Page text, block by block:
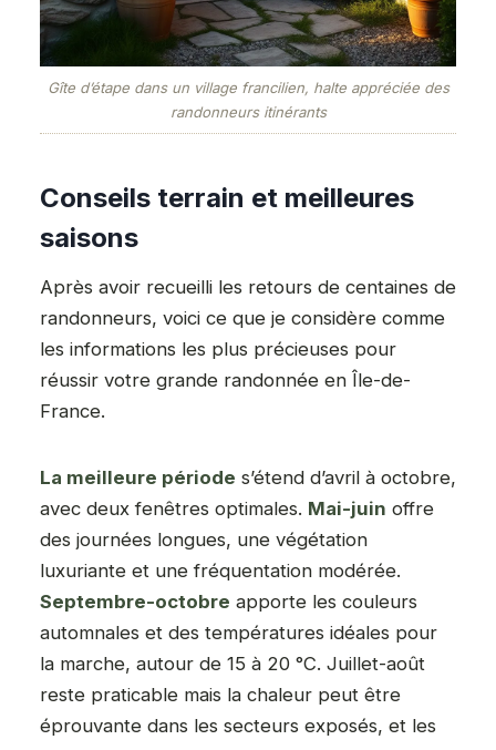
Gîte d’étape dans un village francilien, halte appréciée des
randonneurs itinérants
Conseils terrain et meilleures
saisons
Après avoir recueilli les retours de centaines de
randonneurs, voici ce que je considère comme
les informations les plus précieuses pour
réussir votre grande randonnée en Île-de-
France.
La meilleure période s’étend d’avril à octobre,
avec deux fenêtres optimales. Mai-juin offre
des journées longues, une végétation
luxuriante et une fréquentation modérée.
Septembre-octobre apporte les couleurs
automnales et des températures idéales pour
la marche, autour de 15 à 20 °C. Juillet-août
reste praticable mais la chaleur peut être
éprouvante dans les secteurs exposés, et les